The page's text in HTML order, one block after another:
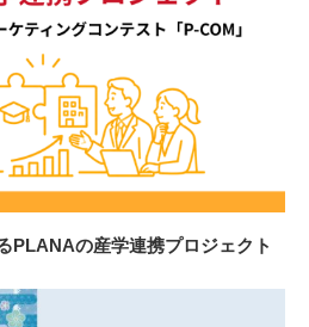
PLANAの産学連携プロジェクト